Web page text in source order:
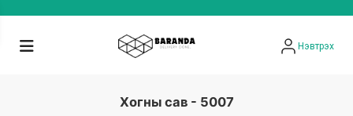
Нэвтрэх
Хогны сав - 5007